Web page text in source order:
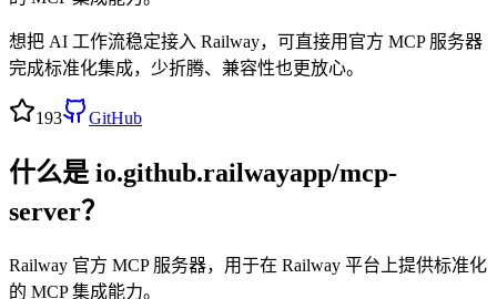
想把 AI 工作流稳定接入 Railway，可直接用官方 MCP 服务器
完成标准化集成，少折腾、兼容性也更放心。
193 GitHub
什么是 io.github.railwayapp/mcp-
server？
Railway 官方 MCP 服务器，用于在 Railway 平台上提供标准化
的 MCP 集成能力。